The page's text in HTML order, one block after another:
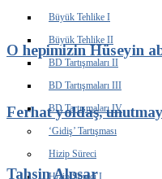
Büyük Tehlike I
Büyük Tehlike II
BD Tartışmaları II
BD Tartışmaları III
BD Tartışmaları IV
‘Gidiş’ Tartışması
Hizip Süreci
Hizip Süreci I
O hepimizin Hüseyin
Ferhat yoldaş,
Tahsin Alpşar